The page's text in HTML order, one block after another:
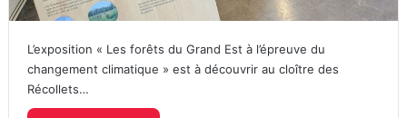
L’exposition « Les forêts du Grand Est à l’épreuve du
changement climatique » est à découvrir au cloître des
Récollets…